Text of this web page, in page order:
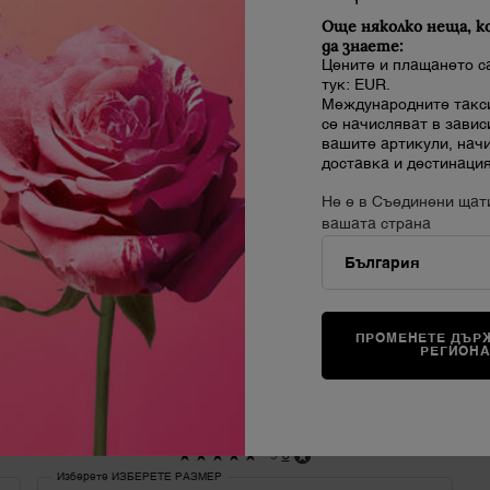
5 3
Изберете ИЗБЕРЕТЕ РАЗМЕР
Още няколко неща,
да знаете:
Цените и плащането
тук: EUR.
Международните
се начисляват в
вашите артикули,
доставка и
Не е в Съединени
вашата страна
ПРОМЕНЕТЕ
РЕГИОНА